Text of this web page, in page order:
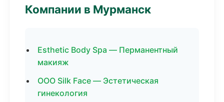
Компании в Мурманск
Esthetic Body Spa — Перманентный
макияж
ООО Silk Face — Эстетическая
гинекология